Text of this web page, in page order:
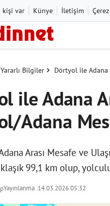
kişi var Künye İletişim
Yararlı Bilgiler Dörtyol ile Adana
ile Adana
Adana
Arası Mesafe ve
99,1 km olup,
Yayınlanma :14.03.2026 05:32